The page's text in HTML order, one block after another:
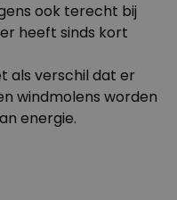
ook terecht bij
heeft sinds kort
als verschil dat er
windmolens worden
energie.